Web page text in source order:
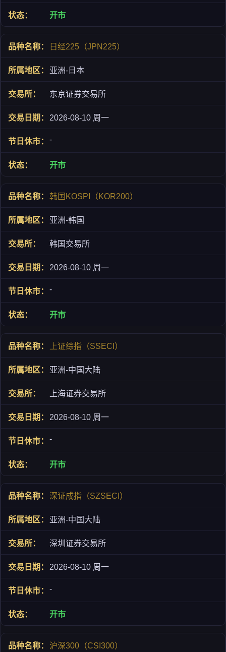
开市
日经225（JPN225）
亚洲-日本
东京证券交易所
2026-08-10 周一
-
开市
韩国KOSPI（KOR200）
亚洲-韩国
韩国交易所
2026-08-10 周一
-
开市
上证综指（SSECI）
亚洲-中国大陆
上海证券交易所
2026-08-10 周一
-
开市
深证成指（SZSECI）
亚洲-中国大陆
深圳证券交易所
2026-08-10 周一
-
开市
沪深300（CSI300）